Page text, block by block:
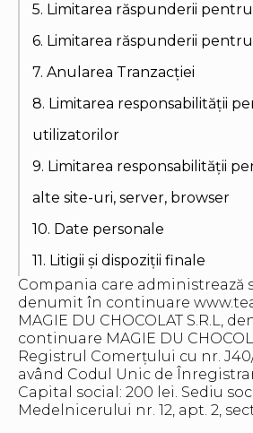
5. Limitarea răspunderii
6. Limitarea răspunderii
7. Anularea Tranzacției
8. Limitarea responsabilității
utilizatorilor
9. Limitarea responsabilității
alte site-uri, server, browser
10. Date personale
11. Litigii și dispoziții finale
Compania care administrează
denumit în continuare
MAGIE DU CHOCOLAT S.R.L,
continuare MAGIE DU
Registrul Comerțului cu nr. J40/
având Codul Unic de
Capital social: 200 lei. Sediu
Medelnicerului nr. 12, apt. 2,